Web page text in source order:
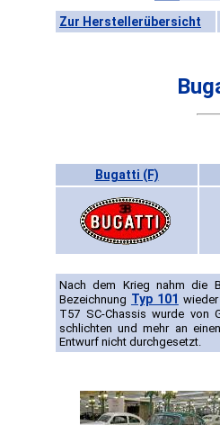
Zur Herstellerübersicht
Bugatti (F)
Nach dem Krieg nahm die
Bezeichnung Typ 101
T57 SC-Chassis wurde von
schlichten und mehr an
Entwurf nicht durchgesetzt.